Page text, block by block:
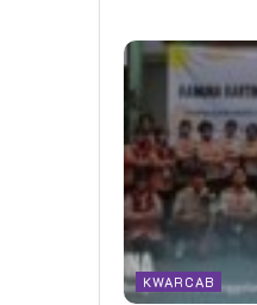
KWARCAB